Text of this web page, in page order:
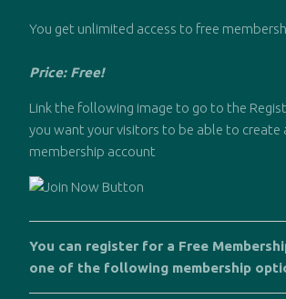
You get unlimited access to free
Price: Free!
Link the following image to go to the
you want your visitors to be able to create
membership account
You can register for a Free
one of the following membership